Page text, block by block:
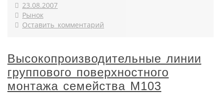
23.08.2007
Рынок
Оставить комментарий
Высокопроизводительные линии
группового поверхностного
монтажа семейства М103